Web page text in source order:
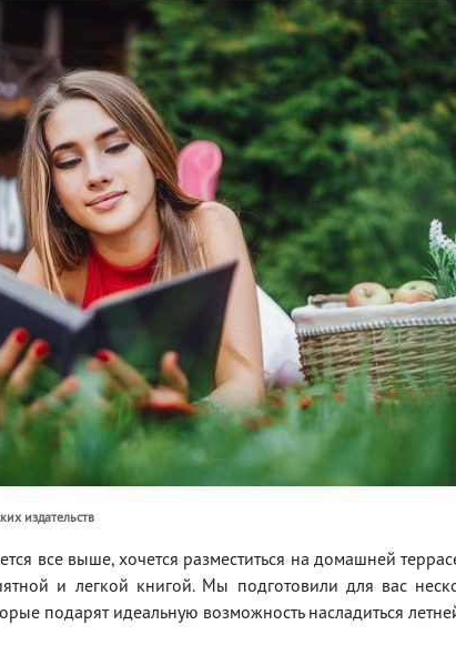
издательств
все выше, хочется разместиться на домашней
и легкой книгой. Мы подготовили для вас
подарят идеальную возможность насладиться